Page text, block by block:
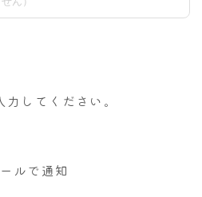
してください。
ルで通知